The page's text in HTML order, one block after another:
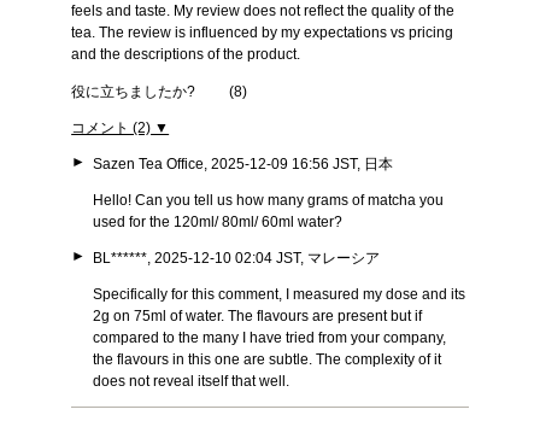
feels and taste. My review does not reflect the quality of the
tea. The review is influenced by my expectations vs pricing
and the descriptions of the product.
役に立ちましたか? (8)
コメント (2) ▼
► Sazen Tea Office, 2025-12-09 16:56 JST, 日本
Hello! Can you tell us how many grams of matcha you
used for the 120ml/ 80ml/ 60ml water?
►
BL******, 2025-12-10 02:04 JST, マレーシア
Specifically for this comment, I measured my dose and its
2g on 75ml of water. The flavours are present but if
compared to the many I have tried from your company,
the flavours in this one are subtle. The complexity of it
does not reveal itself that well.